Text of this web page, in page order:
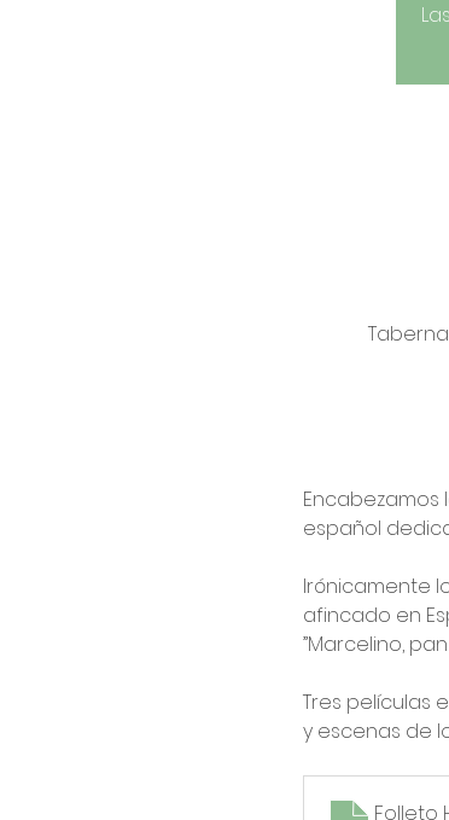
español
Irónicamente
afincado en
”Marcelino,
Tres películas
y escenas de
Folleto